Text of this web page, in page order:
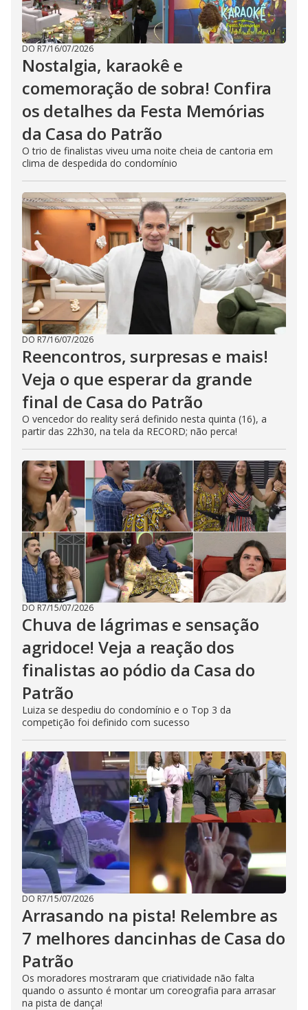
DO R7/16/07/2026
Nostalgia, karaokê e
comemoração de sobra! Confira
os detalhes da Festa Memórias
da Casa do Patrão
O trio de finalistas viveu uma noite cheia de cantoria em
clima de despedida do condomínio
DO R7/16/07/2026
Reencontros, surpresas e mais!
Veja o que esperar da grande
final de Casa do Patrão
O vencedor do reality será definido nesta quinta (16), a
partir das 22h30, na tela da RECORD; não perca!
DO R7/15/07/2026
Chuva de lágrimas e sensação
agridoce! Veja a reação dos
finalistas ao pódio da Casa do
Patrão
Luiza se despediu do condomínio e o Top 3 da
competição foi definido com sucesso
DO R7/15/07/2026
Arrasando na pista! Relembre as
7 melhores dancinhas de Casa do
Patrão
Os moradores mostraram que criatividade não falta
quando o assunto é montar um coreografia para arrasar
na pista de dança!